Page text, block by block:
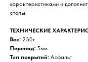
характеристиками и
стопы.
ТЕХНИЧЕСКИЕ
Вес: 250г
Перепад: 5мм
Тип покрытий: Асфальт